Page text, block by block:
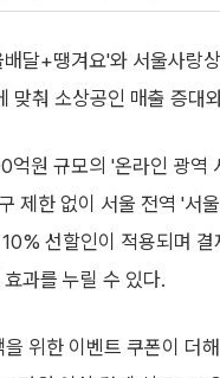
달+땡겨요'와 서울사랑
맞춰 소상공인 매출 증대
원 규모의 '온라인 광역
제한 없이 서울 전역 '서
선할인이 적용되며
과를 누릴 수 있다.
위한 이벤트 쿠폰이 더